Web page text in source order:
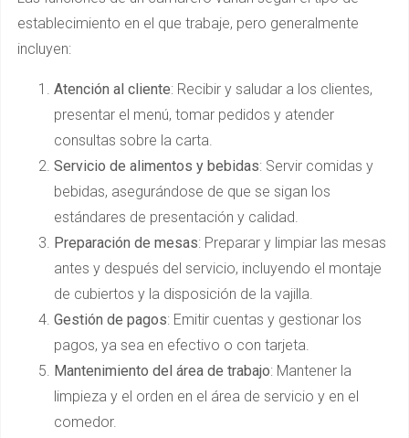
establecimiento en el que trabaje, pero generalmente
incluyen:
Atención al cliente: Recibir y saludar a los clientes,
presentar el menú, tomar pedidos y atender
consultas sobre la carta.
Servicio de alimentos y bebidas: Servir comidas y
bebidas, asegurándose de que se sigan los
estándares de presentación y calidad.
Preparación de mesas: Preparar y limpiar las mesas
antes y después del servicio, incluyendo el montaje
de cubiertos y la disposición de la vajilla.
Gestión de pagos: Emitir cuentas y gestionar los
pagos, ya sea en efectivo o con tarjeta.
Mantenimiento del área de trabajo: Mantener la
limpieza y el orden en el área de servicio y en el
comedor.